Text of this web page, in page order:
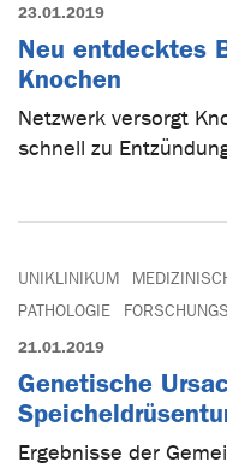
23.01.2019
Neu entdecktes
Knochen
Netzwerk versorgt
schnell zu
UNIKLINIKUM
PATHOLOGIE
21.01.2019
Genetische
Ergebnisse der